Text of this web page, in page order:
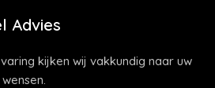
Advies
kijken wij vakkundig naar uw